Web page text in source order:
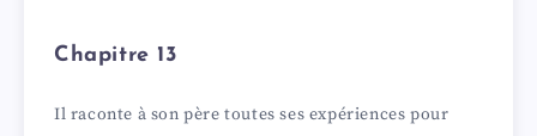
Chapitre 13
Il raconte à son père toutes ses expériences pour